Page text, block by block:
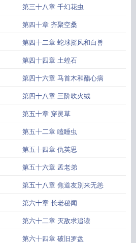
第三十八章 千幻花虫
第四十章 齐聚空桑
第四十二章 蛇球摇风和白兽
第四十四章 土蝗石
第四十六章 马首木和醋心病
第四十八章 三阶吹火绒
第五十章 穿灵草
第五十二章 瞌睡虫
第五十四章 仇英思
第五十六章 孟老弟
第五十八章 焦道友別来无恙
第六十章 长老秘闻
第六十二章 灭敌求追读
第六十四章 破旧罗盘